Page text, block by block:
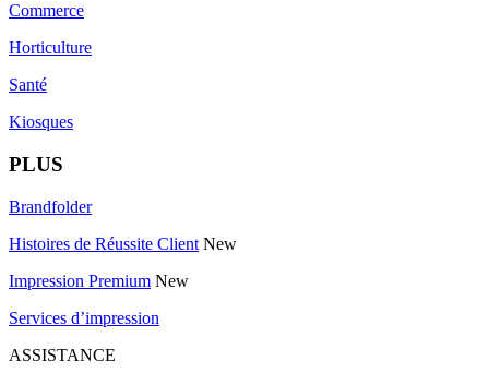
Commerce
Horticulture
Santé
Kiosques
PLUS
Brandfolder
Histoires de Réussite Client New
Impression Premium New
Services d’impression
ASSISTANCE